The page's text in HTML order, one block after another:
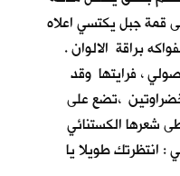
قمة جبل يكتسي اعلاه
براقة الالوان .
، فرايتها وقد
،تضع على
شعرها الكستنائي
: انتظرتك طويلا يا